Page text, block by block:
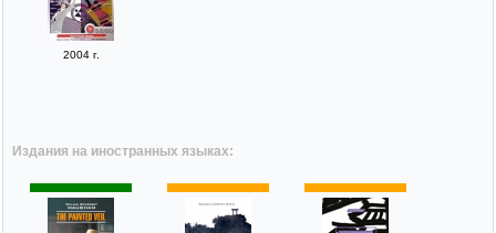
2004 г.
Издания на иностранных языках: